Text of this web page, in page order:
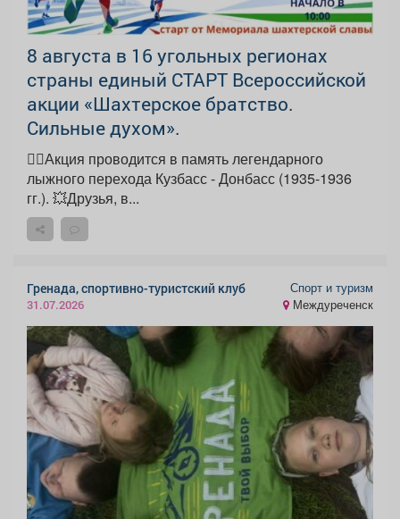
8 августа в 16 угольных регионах
страны единый СТАРТ Всероссийской
акции «Шахтерское братство.
Сильные духом».
🏃‍♀️Акция проводится в память легендарного
лыжного перехода Кузбасс - Донбасс (1935-1936
гг.). 💥Друзья, в...
Гренада, спортивно-туристский клуб
31.07.2026
Спорт и туризм
Междуреченск